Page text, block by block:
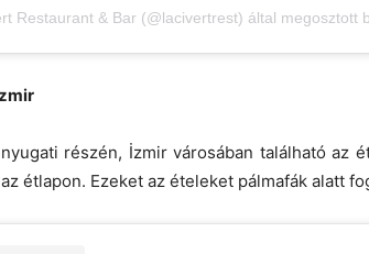
Restaurant & Bar (@lacivertrest) által megosztott
részén, İzmir városában található az
étlapon. Ezeket az ételeket pálmafák alatt